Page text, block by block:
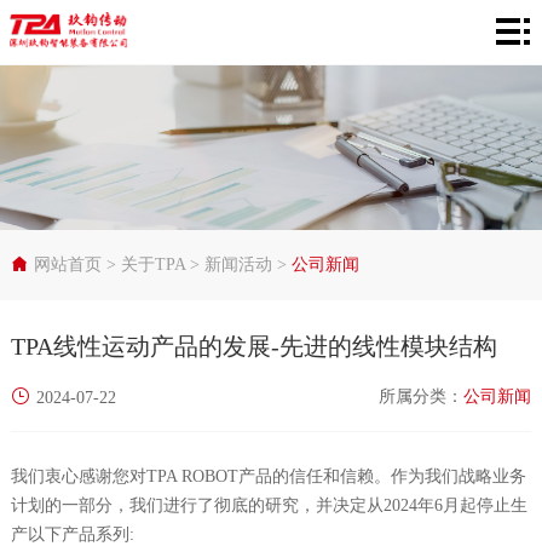
网
用
支
于
网站首页 > 关于TPA> 新闻活动 > 公司新闻
TPA线性运动产品的发展-先进的线性模块结构
2024-07-22 所属分类：公司新闻
我们衷心感谢您对TPA ROBOT产品的信任和信赖。作为我们战略业务
计划的一部分，我们进行了彻底的研究，并决定从2024年6月起停止生
产以下产品系列: